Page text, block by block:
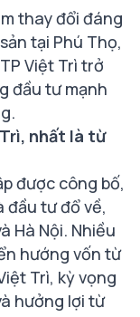
thay đổi đáng
tại Phú Thọ,
Việt Trì trở
đầu tư mạnh
nhất là từ
được công bố,
đầu tư đổ về,
Hà Nội. Nhiều
hướng vốn từ
Trì, kỳ vọng
hưởng lợi từ